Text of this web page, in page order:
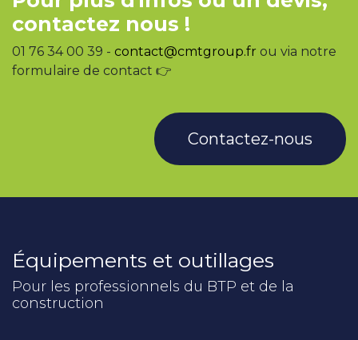
contactez nous !
01 76 34 00 39 - contact@cmtgroup.fr ou via notre
formulaire de contact 👉
Contactez-nous
Équipements et outillages
Pour les professionnels du BTP et de la
construction